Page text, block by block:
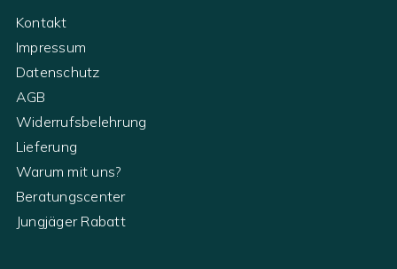
Kontakt
Impressum
Datenschutz
AGB
Widerrufsbelehrung
Lieferung
Warum mit uns?
Beratungscenter
Jungjäger Rabatt